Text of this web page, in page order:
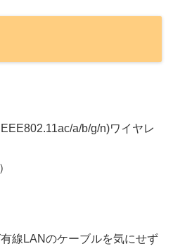
a/b/g/n)ワイヤレ
線LANのケーブルを気にせず